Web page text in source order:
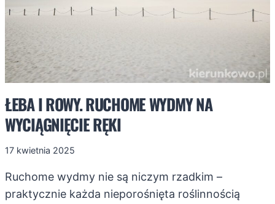
ŁEBA I ROWY. RUCHOME WYDMY NA
WYCIĄGNIĘCIE RĘKI
17 kwietnia 2025
Ruchome wydmy nie są niczym rzadkim –
praktycznie każda nieporośnięta roślinnością